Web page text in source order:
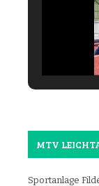
MTV
Sportanlage